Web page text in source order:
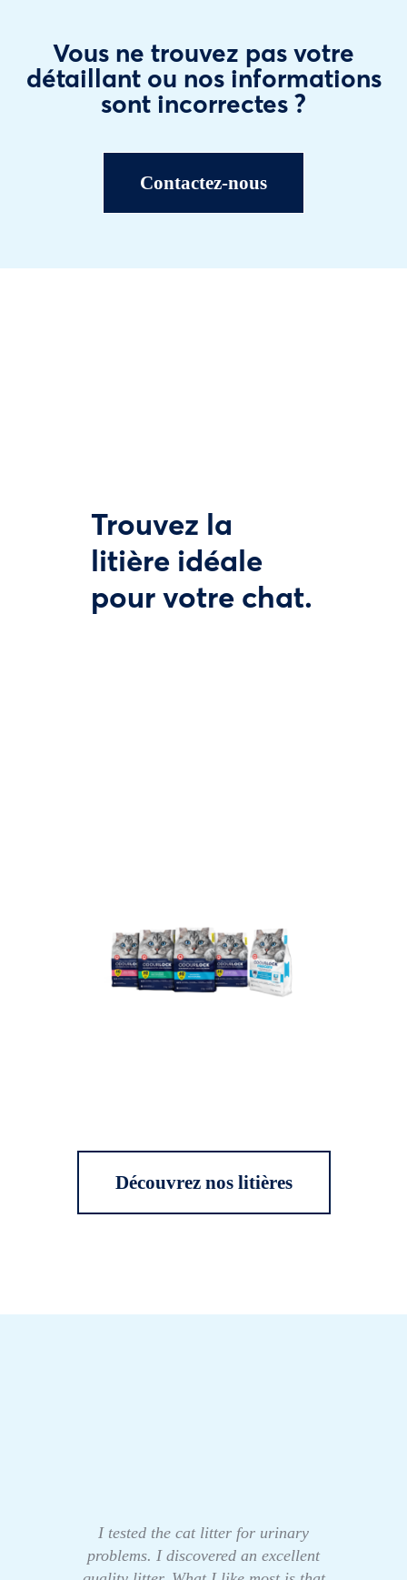
Vous ne trouvez pas votre
détaillant ou nos informations
sont incorrectes ?
Contactez-nous
Trouvez la
litière idéale
pour votre chat.
Découvrez nos litières
I tested the cat litter for urinary
problems. I discovered an excellent